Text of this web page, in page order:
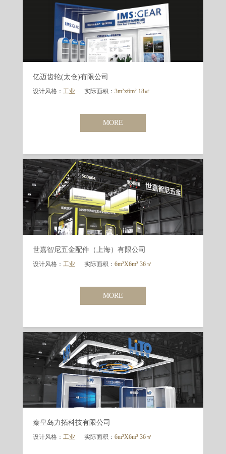
亿迈齿轮(太仓)有限公司
设计风格： 工业 实际面积： 3m²x6m² 18㎡
MORE
世嘉智尼五金配件（上海）有限公司
设计风格： 工业 实际面积： 6m²X6m² 36㎡
MORE
秦皇岛力拓科技有限公司
设计风格： 工业 实际面积： 6m²X6m² 36㎡